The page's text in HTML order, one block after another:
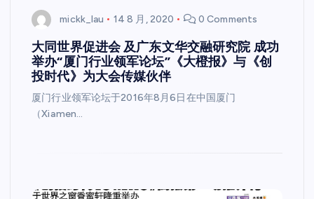
mickk_lau 14 8 月, 2020 0 Comments
大同世界促进会 及广东文华交融研究院 成功
举办“厦门行业领军论坛”《大橙报》与《创
投时代》为大会传媒伙伴
厦门行业领军论坛于2016年8月6日在中国厦门
（Xiamen…